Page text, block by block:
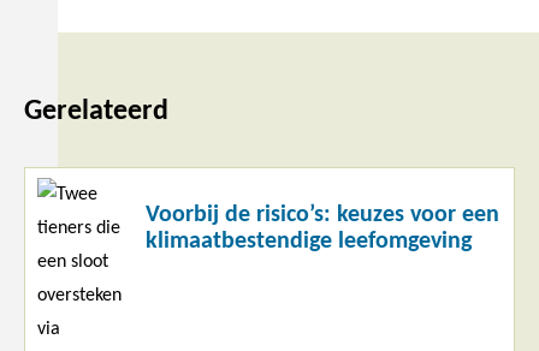
Gerelateerd
Voorbij de risico’s: keuzes voor een
klimaatbestendige leefomgeving
Lees
meer